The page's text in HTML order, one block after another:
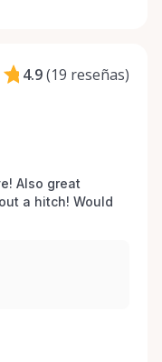
4.9(19 reseñas)
Also great
a hitch! Would